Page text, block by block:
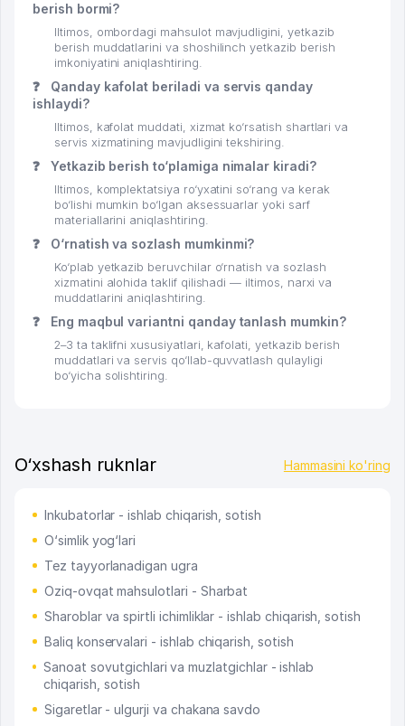
berish bormi?
Iltimos, ombordagi mahsulot mavjudligini, yetkazib
berish muddatlarini va shoshilinch yetkazib berish
imkoniyatini aniqlashtiring.
❓
Qanday kafolat beriladi va servis qanday
ishlaydi?
Iltimos, kafolat muddati, xizmat ko‘rsatish shartlari va
servis xizmatining mavjudligini tekshiring.
❓ Yetkazib berish to‘plamiga nimalar kiradi?
Iltimos, komplektatsiya ro‘yxatini so‘rang va kerak
bo‘lishi mumkin bo‘lgan aksessuarlar yoki sarf
materiallarini aniqlashtiring.
❓ O‘rnatish va sozlash mumkinmi?
Ko‘plab yetkazib beruvchilar o‘rnatish va sozlash
xizmatini alohida taklif qilishadi — iltimos, narxi va
muddatlarini aniqlashtiring.
❓ Eng maqbul variantni qanday tanlash mumkin?
2–3 ta taklifni xususiyatlari, kafolati, yetkazib berish
muddatlari va servis qo‘llab-quvvatlash qulayligi
bo‘yicha solishtiring.
O‘xshash ruknlar Hammasini ko'ring
Inkubatorlar - ishlab chiqarish, sotish
O‘simlik yog‘lari
Tez tayyorlanadigan ugra
Oziq-ovqat mahsulotlari - Sharbat
Sharoblar va spirtli ichimliklar - ishlab chiqarish, sotish
Baliq konservalari - ishlab chiqarish, sotish
Sanoat sovutgichlari va muzlatgichlar - ishlab
chiqarish, sotish
Sigaretlar - ulgurji va chakana savdo